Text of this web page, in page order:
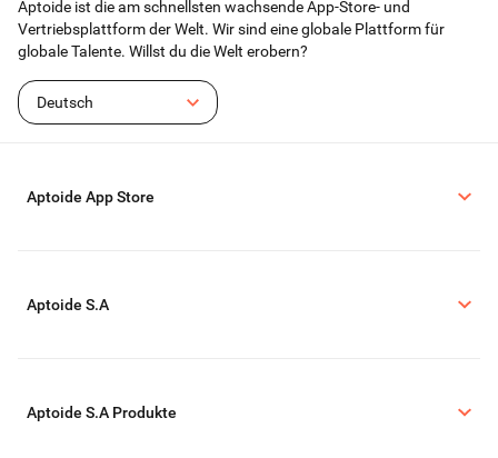
Aptoide ist die am schnellsten wachsende App-Store- und
Vertriebsplattform der Welt. Wir sind eine globale Plattform für
globale Talente. Willst du die Welt erobern?
Deutsch
Aptoide App Store
Aptoide S.A
Aptoide S.A Produkte